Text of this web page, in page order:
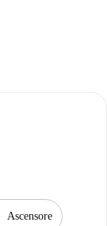
Ascensore